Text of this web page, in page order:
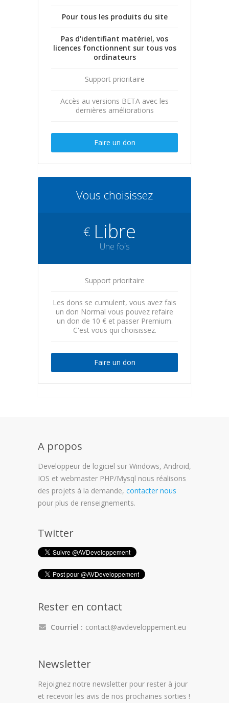
Pour tous les produits du site
Pas d'identifiant matériel, vos
licences fonctionnent sur tous vos
ordinateurs
Support prioritaire
Accès au versions BETA avec les
dernières améliorations
Faire un don
Vous choisissez
€ Libre
Une fois
Support prioritaire
Les dons se cumulent, vous avez fais
un don Normal vous pouvez refaire
un don de 10 € et passer Premium.
C'est vous qui choisissez.
Faire un don
A propos
Developpeur de logiciel sur Windows, Android,
IOS et webmaster PHP/Mysql nous réalisons
des projets à la demande, contacter nous
pour plus de renseignements.
Twitter
Rester en contact
Courriel : contact@avdeveloppement.eu
Newsletter
Rejoignez notre newsletter pour rester à jour
et recevoir les avis de nos prochaines sorties !